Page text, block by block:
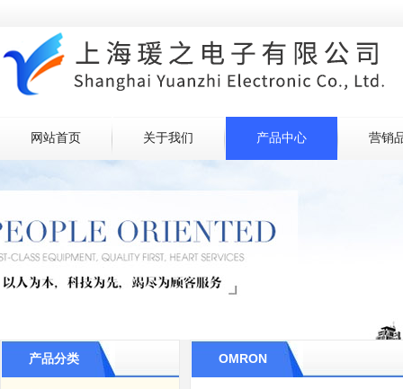
网站首页 关于我们 产品中心 营销
产品分类 OMRON